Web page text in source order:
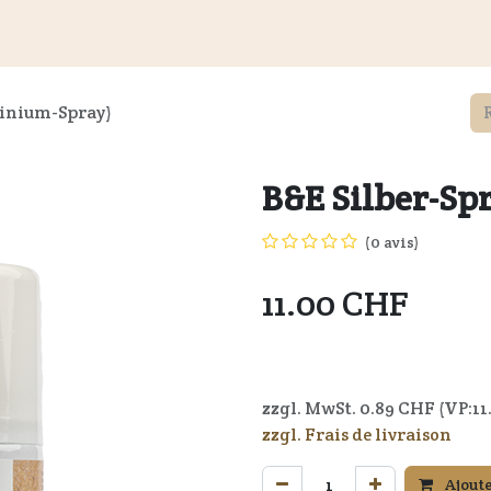
Spray)
B&E Silber-
(0 avis)
11.00CHF
zzgl. MwSt. 0.89 CHF (VP:
zzgl. Frais de livraison